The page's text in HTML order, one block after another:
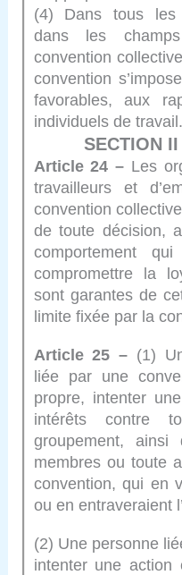
(4) Dans tous les
dans les
convention
convention
favorables, aux
individuels de travail.
SECTION
Article 24 – Les
travailleurs et
convention
de toute décision,
comportement
compromettre la
sont garantes de
limite fixée par la
Article 25 – (1)
liée par une
propre, intenter
intérêts contre
groupement,
membres ou toute
convention, qui en
ou en entraveraient
(2) Une personne
intenter une action